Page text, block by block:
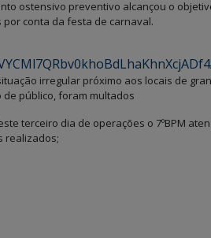
ostensivo preventivo alcançou o
por conta da festa de carnaval.
irregular próximo aos locais de
de público, foram multados
terceiro dia de operações o 7ºBPM
realizados;